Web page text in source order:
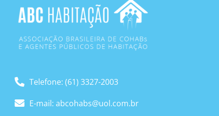
Telefone: (61) 3327-2003
E-mail: abcohabs@uol.com.br